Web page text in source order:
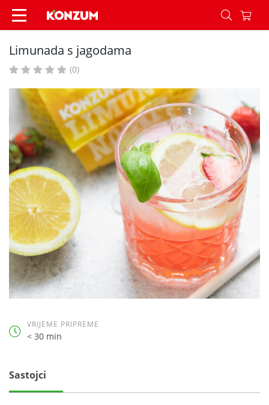
Limunada s jagodama - Recepti - Konzum
Limunada s jagodama
(0)
VRIJEME PRIPREME
< 30 min
Sastojci